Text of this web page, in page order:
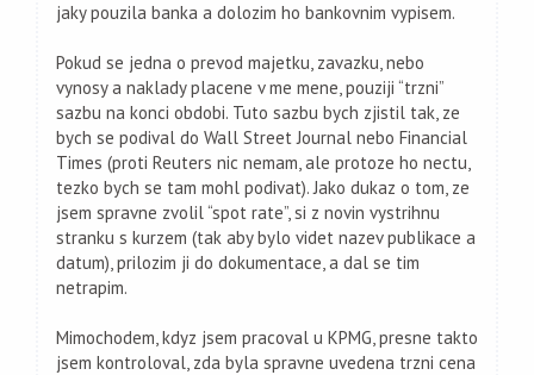
jaky pouzila banka a dolozim ho bankovnim vypisem.
Pokud se jedna o prevod majetku, zavazku, nebo
vynosy a naklady placene v me mene, pouziji “trzni”
sazbu na konci obdobi. Tuto sazbu bych zjistil tak, ze
bych se podival do Wall Street Journal nebo Financial
Times (proti Reuters nic nemam, ale protoze ho nectu,
tezko bych se tam mohl podivat). Jako dukaz o tom, ze
jsem spravne zvolil “spot rate”, si z novin vystrihnu
stranku s kurzem (tak aby bylo videt nazev publikace a
datum), prilozim ji do dokumentace, a dal se tim
netrapim.
Mimochodem, kdyz jsem pracoval u KPMG, presne takto
jsem kontroloval, zda byla spravne uvedena trzni cena